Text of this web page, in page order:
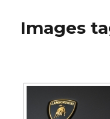
Images